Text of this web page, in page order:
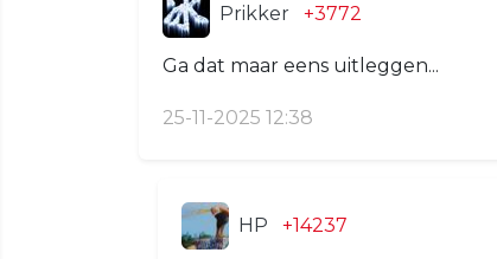
Prikker +3772
Ga dat maar eens uitleggen...
25-11-2025 12:38
HP +14237